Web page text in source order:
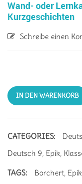
Wand- oder
Kurzgeschichten
Schreibe einen
IN DEN WARENKORB
CATEGORIES:
Deutsch 9, Epik,
TAGS: Borchert, Epik